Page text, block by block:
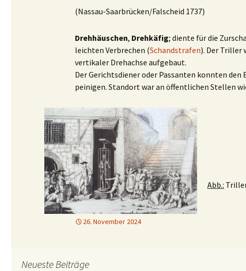
(Nassau-Saarbrücken/Falscheid 1737)
Drehhäuschen, Drehkäfig; diente für die
leichten Verbrechen (Schandstrafen). Der Triller
vertikaler Drehachse aufgebaut.
Der Gerichtsdiener oder Passanten konnten
peinigen. Standort war an öffentlichen Stellen
Abb.:
26. November 2024
Neueste Beiträge